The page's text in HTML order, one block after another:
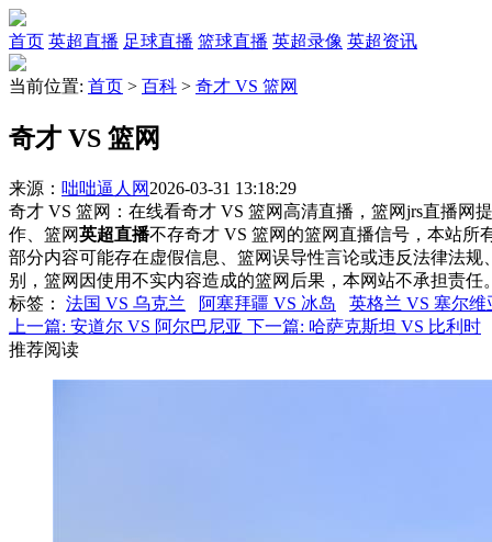
首页 英超直播 足球直播 篮球直播 英超录像 英超资讯
当前位置: 首页 > 百科 > 奇才 VS 篮网
奇才 VS 篮网
来源： 咄咄逼人网 2026-03-31 13:18:29
奇才 VS 篮网：在线看奇才 VS 篮网高清直播，篮网jrs直播网
作、篮网英超直播不存奇才 VS 篮网的篮网直播信号，本站所
部分内容可能存在虚假信息、篮网误导性言论或违反法律法规
别，篮网因使用不实内容造成的篮网后果，本网站不承担责任
标签 ： 法国 VS 乌克兰 阿塞拜疆 VS 冰岛
英格兰 VS 塞尔维
上一篇: 安道尔 VS 阿尔巴尼亚 下一篇: 哈萨克斯坦 VS 比利时
推荐阅读